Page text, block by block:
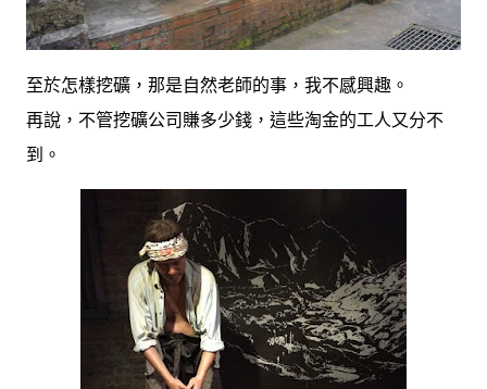
至於怎樣挖礦，那是自然老師的事，我不感興趣。
再說，不管挖礦公司賺多少錢，這些淘金的工人又分不
到。